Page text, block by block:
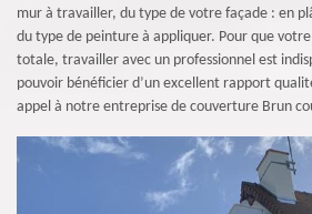
mur à travailler, du type de votre façade : en
du type de peinture à appliquer. Pour que
totale, travailler avec un professionnel est
pouvoir bénéficier d’un excellent rapport
appel à notre entreprise de couverture Brun